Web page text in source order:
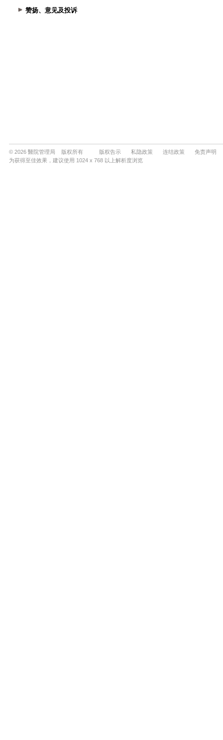
赞扬、意见及投诉
© 2026 醫院管理局 版权所有 版权告示 私隐政策 连结政策
免责声明
为获得至佳效果，建议使用 1024 x 768 以上解析度浏览